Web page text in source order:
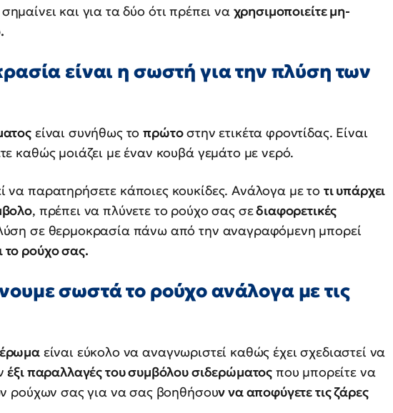
και για τα δύο ότι πρέπει να χρησιμοποιείτε μη-
είναι η σωστή για την πλύση των
είναι συνήθως τοπρώτοστην ετικέτα φροντίδας. Είναι
καθώς μοιάζει με έναν κουβά γεμάτο με νερό.
παρατηρήσετε κάποιες κουκίδες. Ανάλογα με το τι υπάρχει
, πρέπει να πλύνετε το ρούχο σας σεδιαφορετικές
σε θερμοκρασία πάνω από την αναγραφόμενη μπορεί
το ρούχο σας.
σωστά το ρούχο ανάλογα με τις
είναι εύκολο να αναγνωριστεί καθώς έχει σχεδιαστεί να
έξι παραλλαγές του συμβόλου σιδερώματος που μπορείτε να
ρούχων σας για να σας βοηθήσουν να αποφύγετε τις ζάρες